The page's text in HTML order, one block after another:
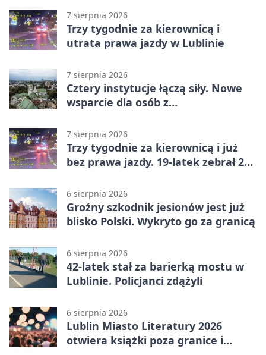
7 sierpnia 2026
Trzy tygodnie za kierownicą i
utrata prawa jazdy w Lublinie
7 sierpnia 2026
Cztery instytucje łączą siły. Nowe
wsparcie dla osób z
7 sierpnia 2026
Trzy tygodnie za kierownicą i już
bez prawa jazdy. 19-latek zebrał 23
6 sierpnia 2026
Groźny szkodnik jesionów jest już
blisko Polski. Wykryto go za granicą
6 sierpnia 2026
42-latek stał za barierką mostu w
Lublinie. Policjanci zdążyli
6 sierpnia 2026
Lublin Miasto Literatury 2026
otwiera książki poza granice i